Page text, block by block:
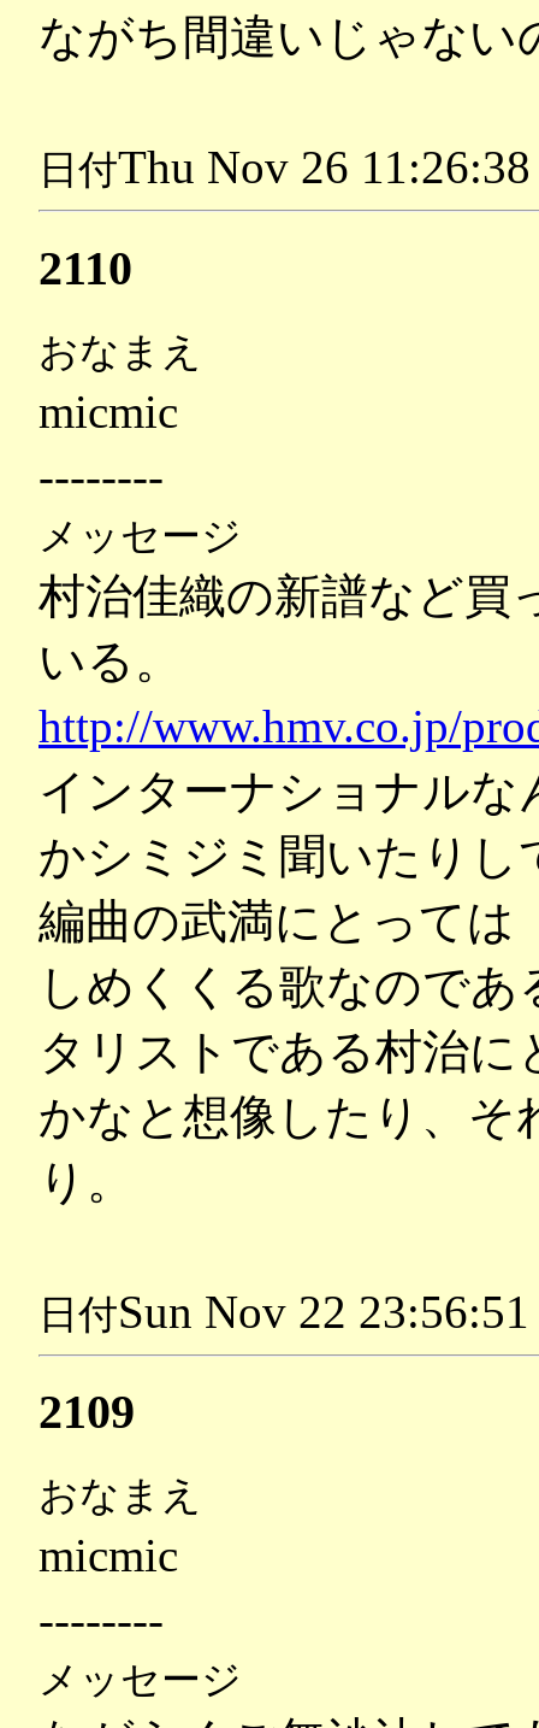
ながち間違いじゃない
日付Thu Nov 26
2110
おなまえ
micmic
--------
メッセージ
村治佳織の新譜など買
いる。
http://www.hmv.co.jp/
インターナショナル
かシミジミ聞いたりし
編曲の武満にとっては
しめくくる歌なので
タリストである村治
かなと想像したり、そ
り。
日付Sun Nov 22
2109
おなまえ
micmic
--------
メッセージ